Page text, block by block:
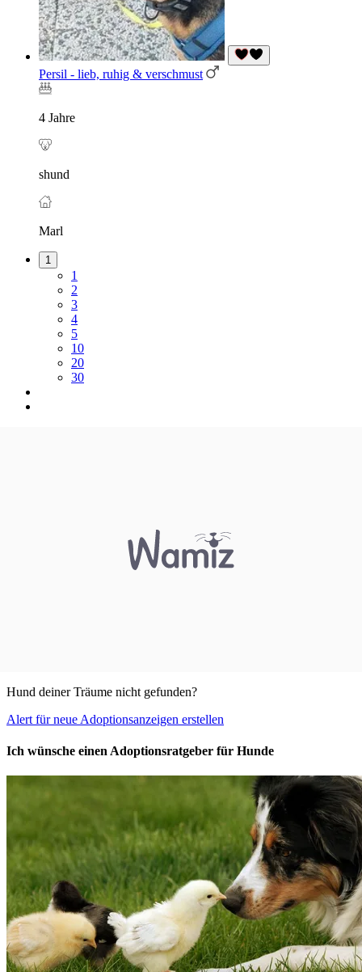
Persil - lieb, ruhig & verschmust
4 Jahre
shund
Marl
1
1
2
3
4
5
10
20
30
Hund deiner Träume nicht gefunden?
Alert für neue Adoptionsanzeigen erstellen
Ich wünsche einen Adoptionsratgeber für Hunde